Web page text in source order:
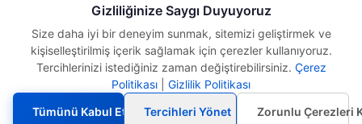
Slaytları Kaydetmek, Gösteri veya PDF Kaydetmek
02:12
Slaytlarınızı Resim Şeklinde Kaydetmek
01:29
ile Çalışmak
Gizliliğinize Saygı Duyuyoruz
Size daha iyi bir deneyim sunmak, sitemizi geliştirmek ve
kişiselleştirilmiş içerik sağlamak için çerezler kullanıyoruz.
Tercihlerinizi istediğiniz zaman değiştirebilirsiniz. Çerez
Politikası
Gizlilik Politikası
Tümünü Kabul Et
Tercihleri Yönet Zorunlu Çerezleri